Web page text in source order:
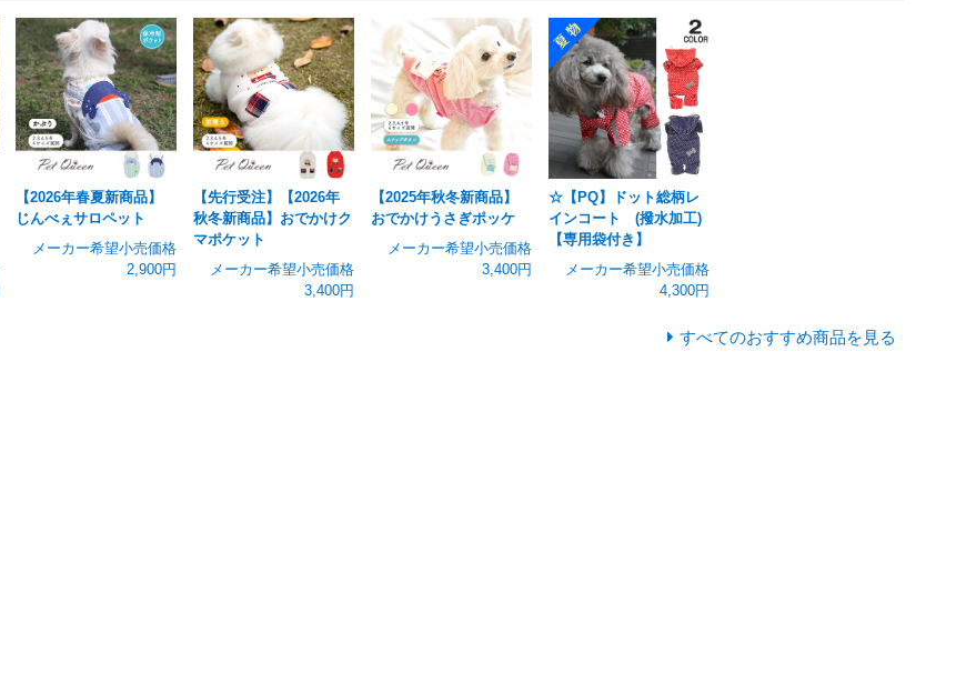
【2026年春夏新商品】
じんべぇサロペット
メーカー希望小売価格
2,900円
【先行受注】【2026年
秋冬新商品】おでかけク
マポケット
メーカー希望小売価格
3,400円
【2025年秋冬新商品】
おでかけうさぎポッケ
メーカー希望小売価格
3,400円
☆【PQ】ドット総柄レ
インコート (撥水加工)
【専用袋付き】
メーカー希望小売価格
4,300円
すべてのおすすめ商品を見る